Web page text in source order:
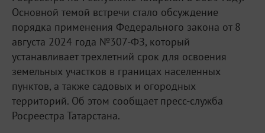
Основной темой встречи стало обсуждение
порядка применения Федерального закона от 8
августа 2024 года №307-ФЗ, который
устанавливает трехлетний срок для освоения
земельных участков в границах населенных
пунктов, а также садовых и огородных
территорий. Об этом сообщает пресс-служба
Росреестра Татарстана.